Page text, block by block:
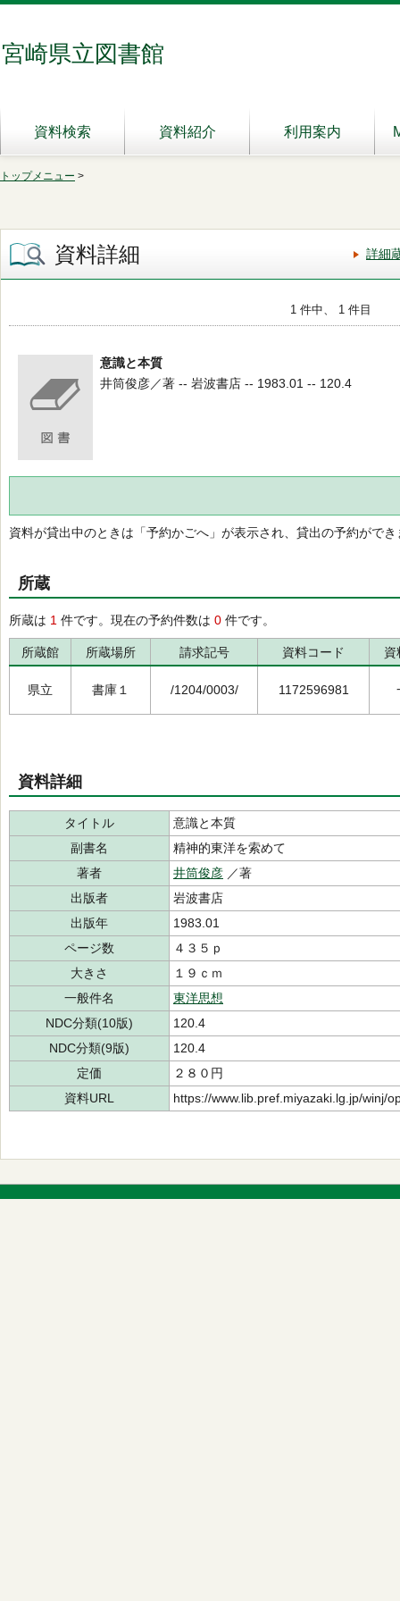
宮崎県立図書館
資料検索 資料紹介 利用案内
トップメニュー >
資料詳細 詳細
1 件中、 1 件目
意識と本質
井筒俊彦／著 -- 岩波書店 -- 1983.01 -- 120.4
資料が貸出中のときは「予約かごへ」が表示され、貸出の予約ができ
所蔵
所蔵は 1 件です。現在の予約件数は 0 件です。
所蔵館 所蔵場所 請求記号 資料コード 資
県立 書庫１ /1204/0003/ 1172596981
資料詳細
タイトル
意識と本質
副書名
精神的東洋を索めて
著者
井筒俊彦 ／著
出版者
岩波書店
出版年
1983.01
ページ数
４３５ｐ
大きさ
１９ｃｍ
一般件名
東洋思想
NDC分類(10版)
120.4
NDC分類(9版)
120.4
定価
２８０円
資料URL
https://www.lib.pref.miyazaki.lg.jp/winj/